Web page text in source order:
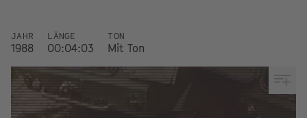
JAHR
1988
LÄNGE
00:04:03
TON
Mit Ton